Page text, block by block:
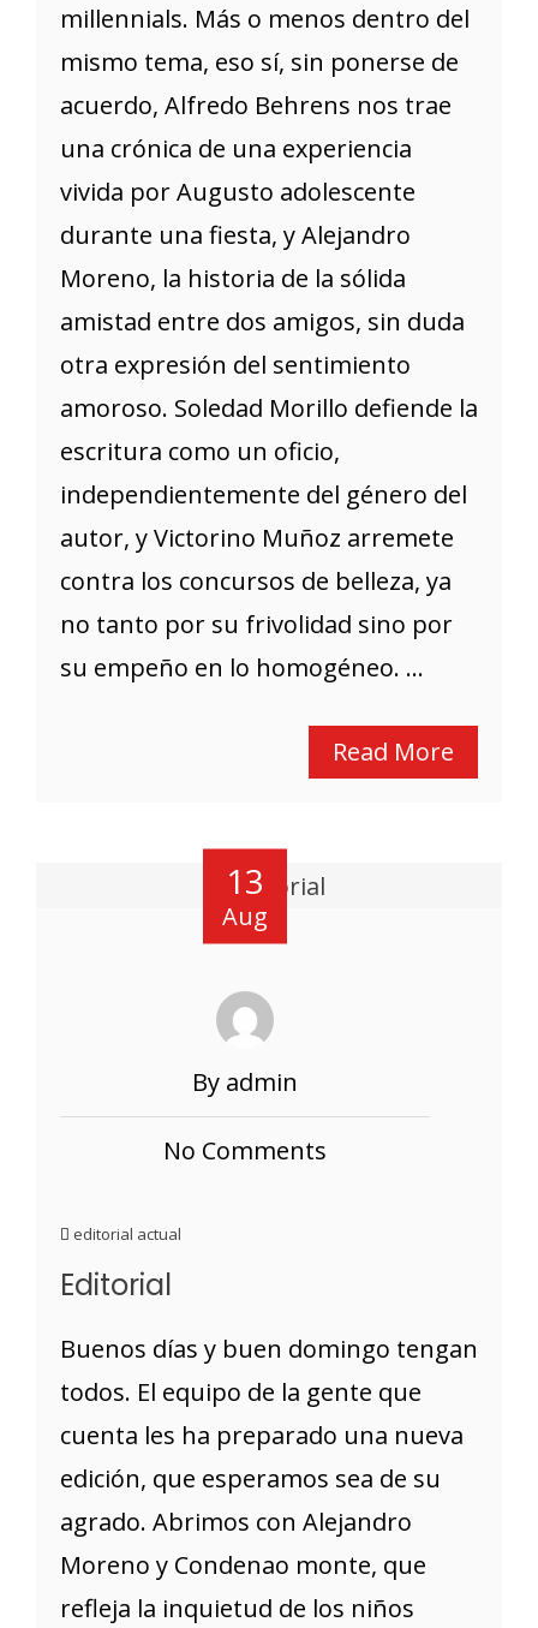
millennials. Más o menos dentro del
mismo tema, eso sí, sin ponerse de
acuerdo, Alfredo Behrens nos trae
una crónica de una experiencia
vivida por Augusto adolescente
durante una fiesta, y Alejandro
Moreno, la historia de la sólida
amistad entre dos amigos, sin duda
otra expresión del sentimiento
amoroso. Soledad Morillo defiende la
escritura como un oficio,
independientemente del género del
autor, y Victorino Muñoz arremete
contra los concursos de belleza, ya
no tanto por su frivolidad sino por
su empeño en lo homogéneo. ...
Read More
13
Aug
By admin
No Comments
editorial actual
Editorial
Buenos días y buen domingo tengan
todos. El equipo de la gente que
cuenta les ha preparado una nueva
edición, que esperamos sea de su
agrado. Abrimos con Alejandro
Moreno y Condenao monte, que
refleja la inquietud de los niños